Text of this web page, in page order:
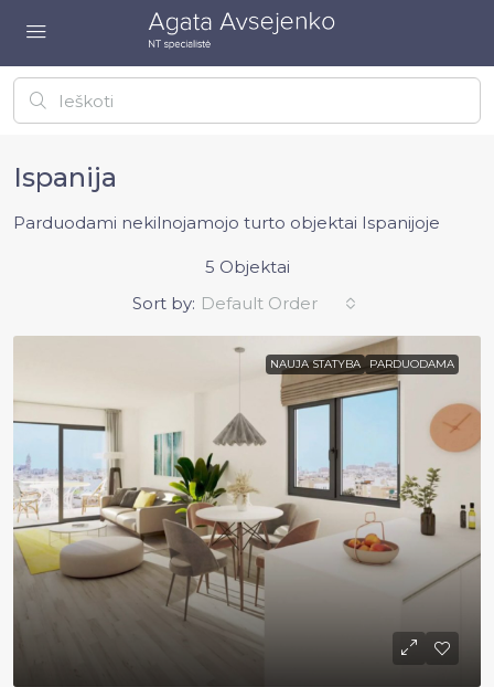
Ispanija
Parduodami nekilnojamojo turto objektai Ispanijoje
5 Objektai
Sort by: Default Order
NAUJA STATYBA PARDUODAMA